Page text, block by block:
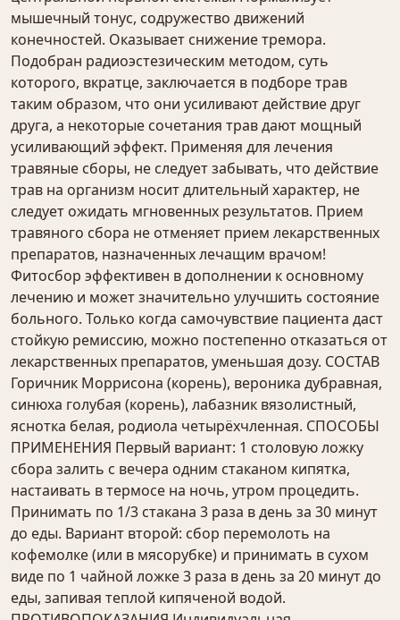
мышечный тонус, содружество движений
конечностей. Оказывает снижение тремора.
Подобран радиоэстезическим методом, суть
которого, вкратце, заключается в подборе трав
таким образом, что они усиливают действие друг
друга, а некоторые сочетания трав дают мощный
усиливающий эффект. Применяя для лечения
травяные сборы, не следует забывать, что действие
трав на организм носит длительный характер, не
следует ожидать мгновенных результатов. Прием
травяного сбора не отменяет прием лекарственных
препаратов, назначенных лечащим врачом!
Фитосбор эффективен в дополнении к основному
лечению и может значительно улучшить состояние
больного. Только когда самочувствие пациента даст
стойкую ремиссию, можно постепенно отказаться от
лекарственных препаратов, уменьшая дозу. СОСТАВ
Горичник Моррисона (корень), вероника дубравная,
синюха голубая (корень), лабазник вязолистный,
яснотка белая, родиола четырёхчленная. СПОСОБЫ
ПРИМЕНЕНИЯ Первый вариант: 1 столовую ложку
сбора залить с вечера одним стаканом кипятка,
настаивать в термосе на ночь, утром процедить.
Принимать по 1/3 стакана 3 раза в день за 30 минут
до еды. Вариант второй: сбор перемолоть на
кофемолке (или в мясорубке) и принимать в сухом
виде по 1 чайной ложке 3 раза в день за 20 минут до
еды, запивая теплой кипяченой водой.